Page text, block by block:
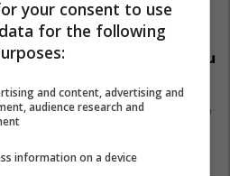
Reklamo këtu
Emona Center dhe hyr në garë
e WINFEST 2026
Emona Center
your consent to use
for the following
and content, advertising and
audience research and
information on a device